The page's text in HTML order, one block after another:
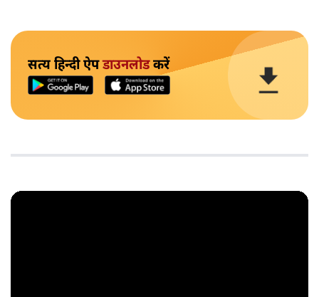
सत्य हिन्दी ऐपडाउनलोडकरें